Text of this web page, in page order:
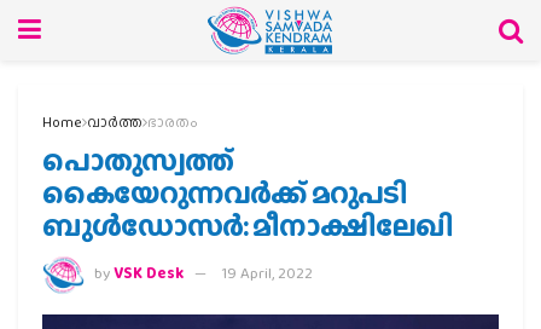
Home വാര്‍ത്ത ഭാരതം
പൊതുസ്വത്ത്
കൈയേറുന്നവര്‍ക്ക് മറുപടി
ബുള്‍ഡോസര്‍: മീനാക്ഷിലേഖി
byVSK Desk 19 April, 2022